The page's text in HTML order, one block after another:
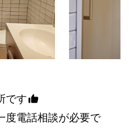
です
度電話相談が必要で